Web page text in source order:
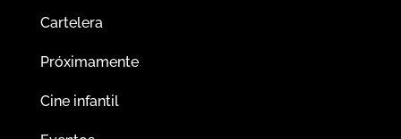
Cartelera
Próximamente
Cine infantil